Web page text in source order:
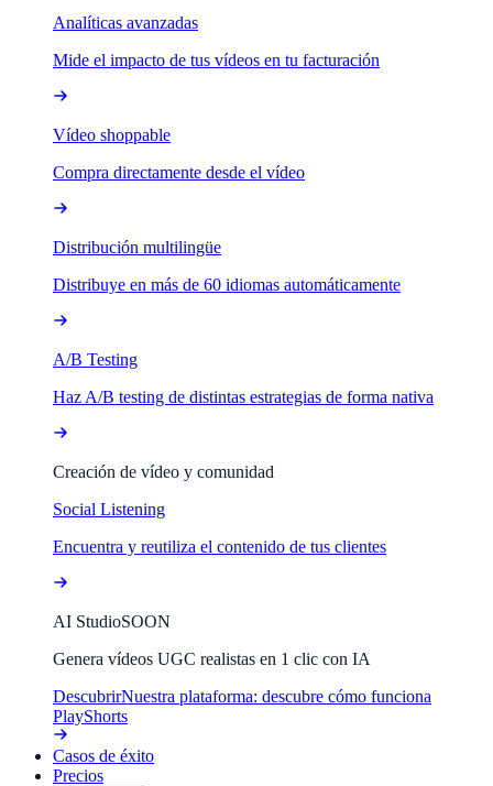
Analíticas avanzadas
Mide el impacto de tus vídeos en tu facturación
Vídeo shoppable
Compra directamente desde el vídeo
Distribución multilingüe
Distribuye en más de 60 idiomas automáticamente
A/B Testing
Haz A/B testing de distintas estrategias de forma nativa
Creación de vídeo y comunidad
Social Listening
Encuentra y reutiliza el contenido de tus clientes
AI StudioSOON
Genera vídeos UGC realistas en 1 clic con IA
DescubrirNuestra plataforma: descubre cómo funciona
PlayShorts
Casos de éxito
Precios